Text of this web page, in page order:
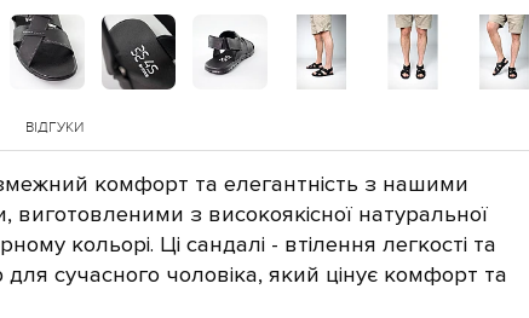
ВІДГУКИ
комфорт та елегантність з нашими
виготовленими з високоякісної натуральної
кольорі. Ці сандалі - втілення легкості та
сучасного чоловіка, який цінує комфорт та